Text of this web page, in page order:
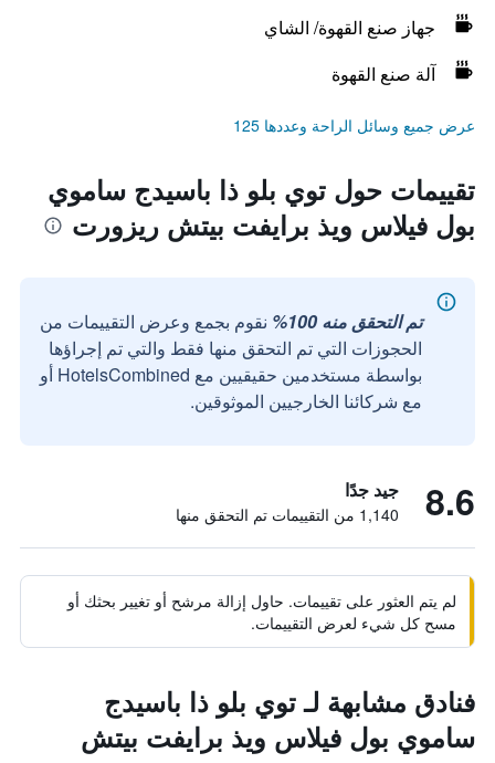
جهاز صنع القهوة/ الشاي
آلة صنع القهوة
عرض جميع وسائل الراحة وعددها 125
تقييمات حول توي بلو ذا باسيدج ساموي
بول فيلاس ويذ برايفت بيتش ريزورت
تم التحقق منه 100%
نقوم بجمع وعرض التقييمات من
الحجوزات التي تم التحقق منها فقط والتي تم إجراؤها
بواسطة مستخدمين حقيقيين مع HotelsCombined أو
مع شركائنا الخارجيين الموثوقين.
8.6 جيد جدًا
1,140 من التقييمات تم التحقق منها
لم يتم العثور على تقييمات. حاول إزالة مرشح أو تغيير بحثك أو
مسح كل شيء لعرض التقييمات.
فنادق مشابهة لـ توي بلو ذا باسيدج
ساموي بول فيلاس ويذ برايفت بيتش